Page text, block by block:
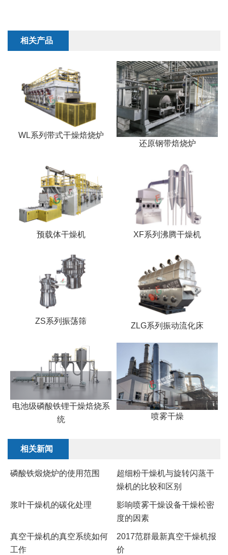
相关产品
WL系列带式干燥焙烧炉
还原钢带焙烧炉
预载体干燥机 XF系列沸腾干燥机
ZS系列振荡筛 ZLG系列振动流化床
电池级磷酸铁锂干燥焙烧系
统
喷雾干燥
相关新闻
磷酸铁煅烧炉的使用范围
超细粉干燥机与旋转闪蒸干
燥机的比较和区别
浆叶干燥机的碳化处理
影响喷雾干燥设备干燥松密
度的因素
真空干燥机的真空系统如何
工作
2017范群最新真空干燥机报
价